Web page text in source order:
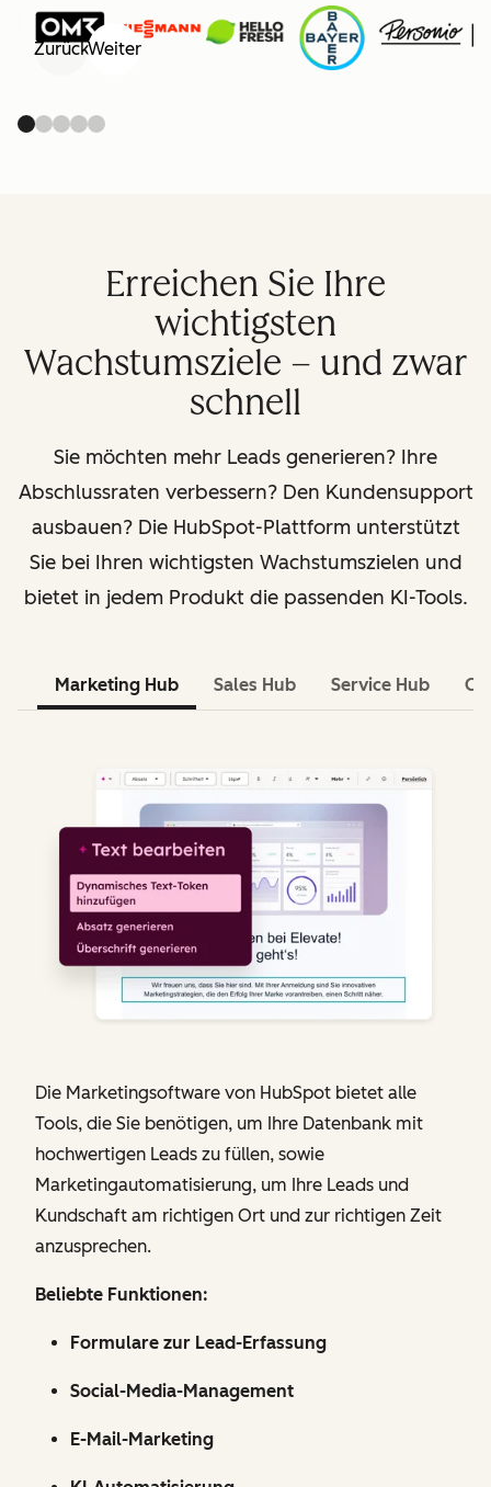
ZurückWeiter
Erreichen Sie Ihre
wichtigsten
Wachstumsziele – und zwar
schnell
Sie möchten mehr Leads generieren? Ihre
Abschlussraten verbessern? Den Kundensupport
ausbauen? Die HubSpot-Plattform unterstützt
Sie bei Ihren wichtigsten Wachstumszielen und
bietet in jedem Produkt die passenden KI-Tools.
Marketing Hub Sales Hub Service Hub
Die Marketingsoftware von HubSpot bietet alle
Tools, die Sie benötigen, um Ihre Datenbank mit
hochwertigen Leads zu füllen, sowie
Marketingautomatisierung, um Ihre Leads und
Kundschaft am richtigen Ort und zur richtigen Zeit
anzusprechen.
Beliebte Funktionen:
Formulare zur Lead-Erfassung
Social-Media-Management
E-Mail-Marketing